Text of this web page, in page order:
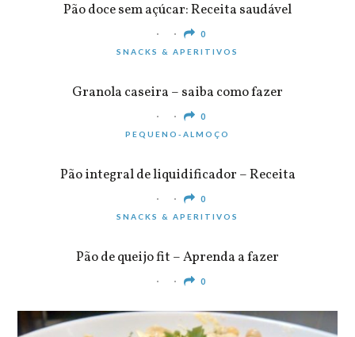
Pão doce sem açúcar: Receita saudável
0
SNACKS & APERITIVOS
Granola caseira – saiba como fazer
0
PEQUENO-ALMOÇO
Pão integral de liquidificador – Receita
0
SNACKS & APERITIVOS
Pão de queijo fit – Aprenda a fazer
0